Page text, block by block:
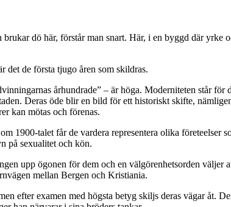
dö här, förstår man snart. Här, i en byggd där yrke
det de första tjugo åren som skildras.
århundrade” – är höga. Moderniteten står för
Deras öde blir en bild för ett historiskt skifte,
kan mötas och förenas.
1900-talet får de vardera representera olika företeelser
på sexualitet och kön.
upp ögonen för dem och en välgörenhetsorden väljer
mellan Bergen och Kristiania.
efter examen med högsta betyg skiljs deras vägar åt.